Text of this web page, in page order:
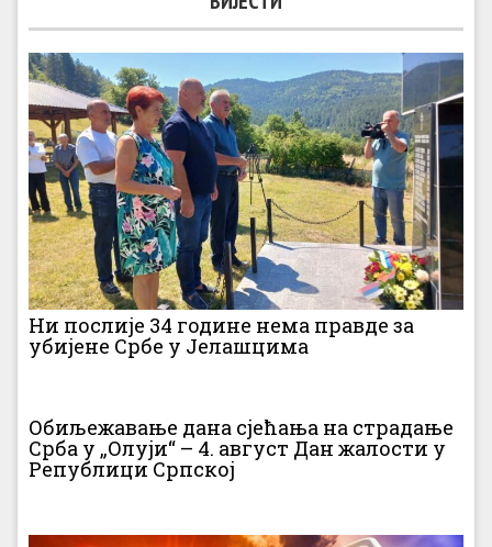
Ни послије 34 године нема правде за
убијене Србе у Јелашцима
Обиљежавање дана сјећања на страдање
Срба у „Олуји“ – 4. август Дан жалости у
Републици Српској